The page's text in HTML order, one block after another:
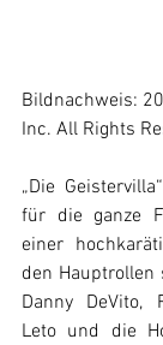
Bildnachweis:
Inc. All Rights
„Die
für die ganze
einer
den Hauptrollen
Danny DeVito,
Leto und die